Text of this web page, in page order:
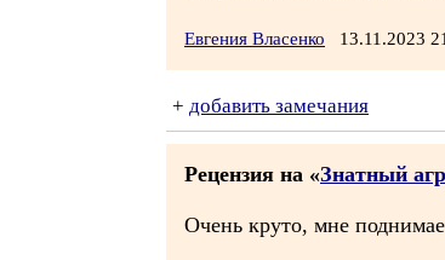
Евгения Власенко 13.11.2023
+ добавить замечания
Рецензия на «Знатный
Очень круто, мне